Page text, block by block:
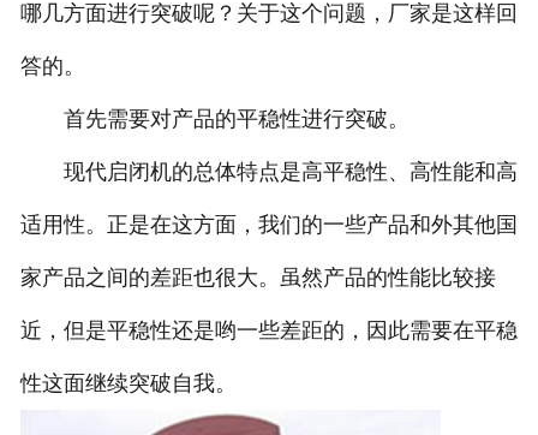
哪几方面进行突破呢？关于这个问题，厂家是这样回
答的。
首先需要对产品的平稳性进行突破。
现代启闭机的总体特点是高平稳性、高性能和高
适用性。正是在这方面，我们的一些产品和外其他国
家产品之间的差距也很大。虽然产品的性能比较接
近，但是平稳性还是哟一些差距的，因此需要在平稳
性这面继续突破自我。